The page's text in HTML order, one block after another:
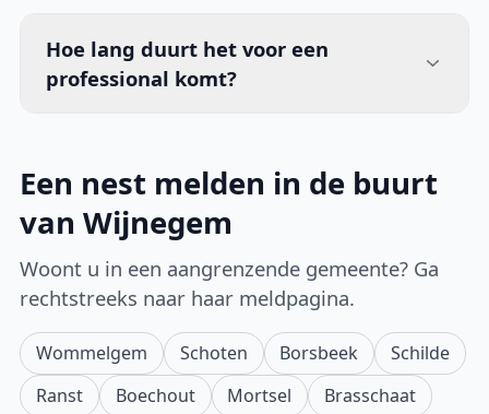
Hoe lang duurt het voor een
professional komt?
Een nest melden in de buurt
van Wijnegem
Woont u in een aangrenzende gemeente? Ga
rechtstreeks naar haar meldpagina.
Wommelgem Schoten Borsbeek
Schilde
Ranst
Boechout Mortsel Brasschaat